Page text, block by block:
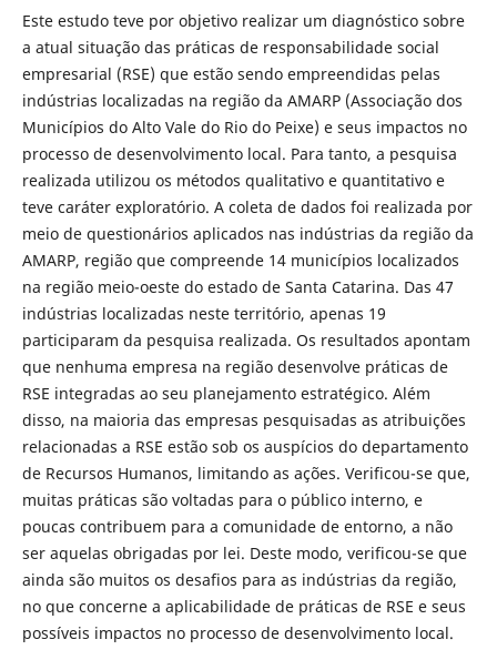
Este estudo teve por objetivo realizar um diagnóstico sobre
a atual situação das práticas de responsabilidade social
empresarial (RSE) que estão sendo empreendidas pelas
indústrias localizadas na região da AMARP (Associação dos
Municípios do Alto Vale do Rio do Peixe) e seus impactos no
processo de desenvolvimento local. Para tanto, a pesquisa
realizada utilizou os métodos qualitativo e quantitativo e
teve caráter exploratório. A coleta de dados foi realizada por
meio de questionários aplicados nas indústrias da região da
AMARP, região que compreende 14 municípios localizados
na região meio-oeste do estado de Santa Catarina. Das 47
indústrias localizadas neste território, apenas 19
participaram da pesquisa realizada. Os resultados apontam
que nenhuma empresa na região desenvolve práticas de
RSE integradas ao seu planejamento estratégico. Além
disso, na maioria das empresas pesquisadas as atribuições
relacionadas a RSE estão sob os auspícios do departamento
de Recursos Humanos, limitando as ações. Verificou-se que,
muitas práticas são voltadas para o público interno, e
poucas contribuem para a comunidade de entorno, a não
ser aquelas obrigadas por lei. Deste modo, verificou-se que
ainda são muitos os desafios para as indústrias da região,
no que concerne a aplicabilidade de práticas de RSE e seus
possíveis impactos no processo de desenvolvimento local.